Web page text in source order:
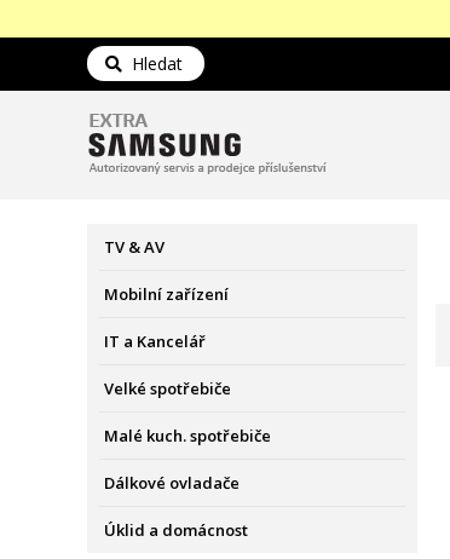
Hledat
TV & AV
Mobilní zařízení
IT a Kancelář
Velké spotřebiče
Malé kuch. spotřebiče
Dálkové ovladače
Úklid a domácnost